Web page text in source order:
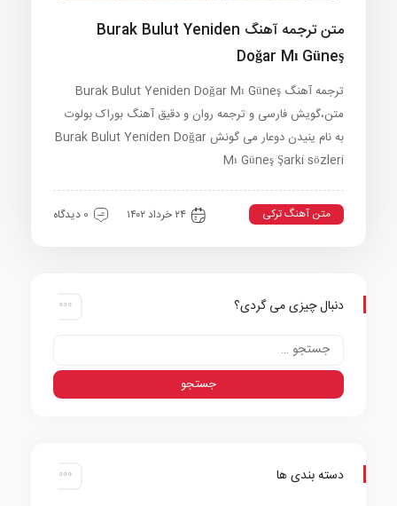
متن ترجمه آهنگ Burak Bulut Yeniden
Doğar Mı Güneş
ترجمه آهنگ Burak Bulut Yeniden Doğar Mı Güneş
متن،گویش فارسی و ترجمه روان و دقیق آهنگ بوراک بولوت
به نام ینیدن دوعار می گونش Burak Bulut Yeniden Doğar
Mı Güneş Şarki sözleri
متن آهنگ ترکی ۲۴ خرداد ۱۴۰۲ 0 دیدگاه
دنبال چیزی می گردی؟
دسته بندی ها